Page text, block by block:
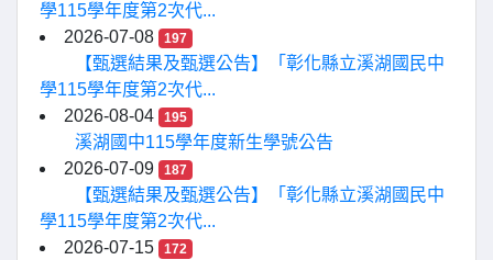
學115學年度第2次代...
2026-07-08
197
【甄選結果及甄選公告】「彰化縣立溪湖國民中
學115學年度第2次代...
2026-08-04
195
溪湖國中115學年度新生學號公告
2026-07-09
187
【甄選結果及甄選公告】「彰化縣立溪湖國民中
學115學年度第2次代...
2026-07-15
172